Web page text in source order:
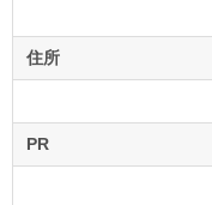
住所
PR